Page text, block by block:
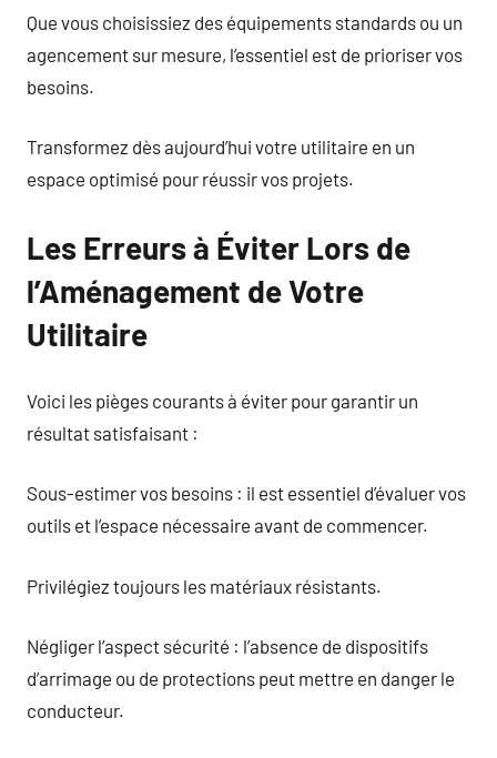
Que vous choisissiez des équipements standards ou un
agencement sur mesure, l’essentiel est de prioriser vos
besoins.
Transformez dès aujourd’hui votre utilitaire en un
espace optimisé pour réussir vos projets.
Les Erreurs à Éviter Lors de
l’Aménagement de Votre
Utilitaire
Voici les pièges courants à éviter pour garantir un
résultat satisfaisant :
Sous-estimer vos besoins : il est essentiel d’évaluer vos
outils et l’espace nécessaire avant de commencer.
Privilégiez toujours les matériaux résistants.
Négliger l’aspect sécurité : l’absence de dispositifs
d’arrimage ou de protections peut mettre en danger le
conducteur.